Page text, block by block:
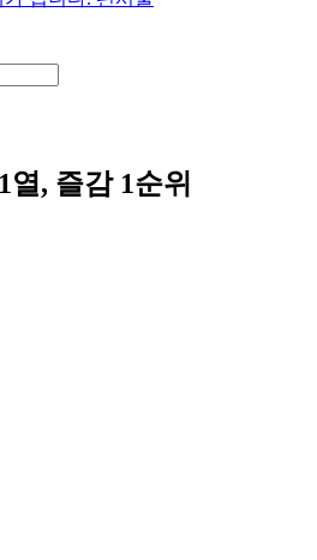
열, 즐감 1순위